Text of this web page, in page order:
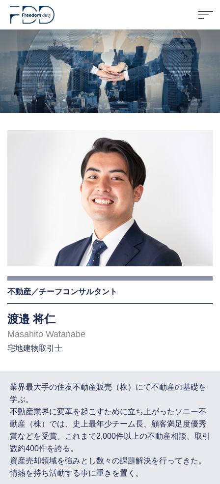
不動産／チーフコンサルタント
渡邉 将仁
Masahito Watanabe
宅地建物取引士
業界最大手の住友不動産販売（株）にて不動産の基礎を
学ぶ。
不動産業界に変革を起こすために立ち上がったソニー不
動産（株）では、史上最年少チーム長、顧客満足度優秀
賞などを受賞。これまで2,000件以上の不動産相談、取引
数約400件を誇る。
資産売却領域を強みとし数々の課題解決を行ってきた。
情熱を持ち活動する事に重きを置く。